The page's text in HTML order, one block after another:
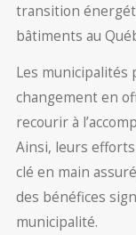
transition
bâtiments au
Les municipalités
changement en
recourir à
Ainsi, leurs
clé en main
des bénéfices
municipalité.